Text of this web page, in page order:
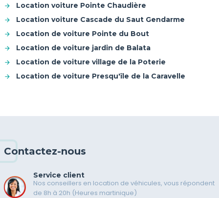
Location voiture Pointe Chaudière
Location voiture Cascade du Saut Gendarme
Location de voiture Pointe du Bout
Location de voiture jardin de Balata
Location de voiture village de la Poterie
Location de voiture Presqu'île de la Caravelle
Contactez-nous
Service client
Nos conseillers en location de véhicules, vous répondent
de 8h à 20h (Heures martinique)